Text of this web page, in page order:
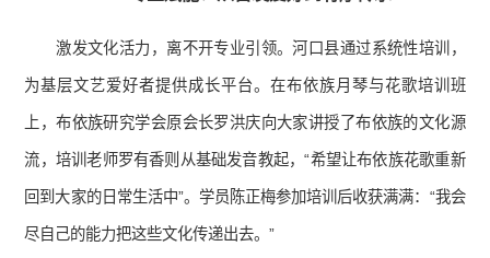
激发文化活力，离不开专业引领。河口县通过系统性培训，
为基层文艺爱好者提供成长平台。在布依族月琴与花歌培训班
上，布依族研究学会原会长罗洪庆向大家讲授了布依族的文化源
流，培训老师罗有香则从基础发音教起，“希望让布依族花歌重新
回到大家的日常生活中”。学员陈正梅参加培训后收获满满：“我会
尽自己的能力把这些文化传递出去。”